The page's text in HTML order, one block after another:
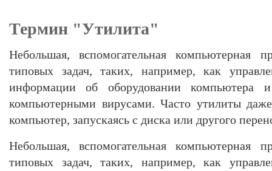
Термин "Утилита"
Небольшая, вспомогательная компьютерная
типовых задач, таких, например, как
информации об оборудовании
компьютерными вирусами. Часто утилиты
компьютер, запускаясь с диска или другого
Небольшая, вспомогательная компьютерная
типовых задач, таких, например, как